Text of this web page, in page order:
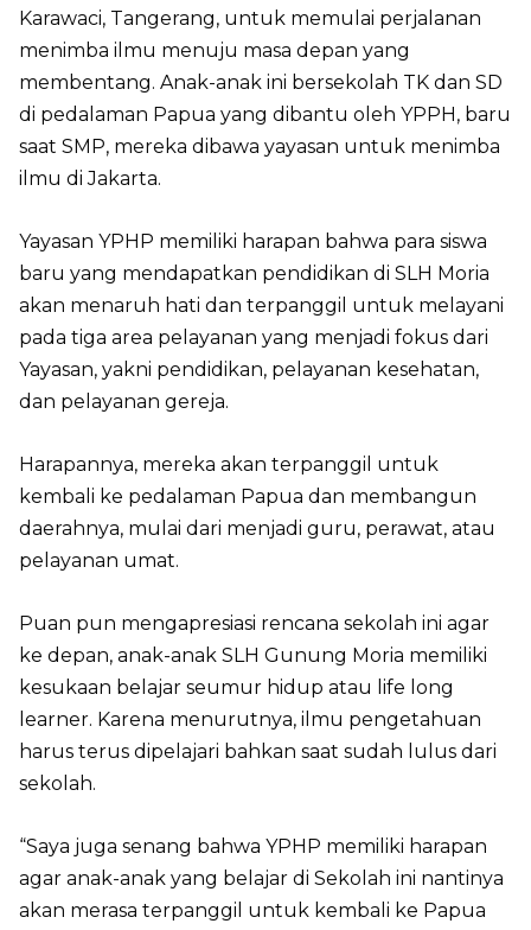
Karawaci, Tangerang, untuk memulai perjalanan
menimba ilmu menuju masa depan yang
membentang. Anak-anak ini bersekolah TK dan SD
di pedalaman Papua yang dibantu oleh YPPH, baru
saat SMP, mereka dibawa yayasan untuk menimba
ilmu di Jakarta.
Yayasan YPHP memiliki harapan bahwa para siswa
baru yang mendapatkan pendidikan di SLH Moria
akan menaruh hati dan terpanggil untuk melayani
pada tiga area pelayanan yang menjadi fokus dari
Yayasan, yakni pendidikan, pelayanan kesehatan,
dan pelayanan gereja.
Harapannya, mereka akan terpanggil untuk
kembali ke pedalaman Papua dan membangun
daerahnya, mulai dari menjadi guru, perawat, atau
pelayanan umat.
Puan pun mengapresiasi rencana sekolah ini agar
ke depan, anak-anak SLH Gunung Moria memiliki
kesukaan belajar seumur hidup atau life long
learner. Karena menurutnya, ilmu pengetahuan
harus terus dipelajari bahkan saat sudah lulus dari
sekolah.
“Saya juga senang bahwa YPHP memiliki harapan
agar anak-anak yang belajar di Sekolah ini nantinya
akan merasa terpanggil untuk kembali ke Papua